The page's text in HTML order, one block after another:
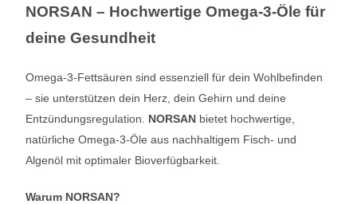
NORSAN – Hochwertige Omega-3-Öle für
deine Gesundheit
Omega-3-Fettsäuren sind essenziell für dein Wohlbefinden
– sie unterstützen dein Herz, dein Gehirn und deine
Entzündungsregulation. NORSAN bietet hochwertige,
natürliche Omega-3-Öle aus nachhaltigem Fisch- und
Algenöl mit optimaler Bioverfügbarkeit.
Warum NORSAN?